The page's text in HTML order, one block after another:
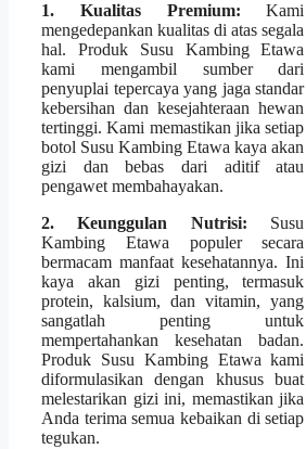
1. Kualitas Premium: Kami
mengedepankan kualitas di atas segala
hal. Produk Susu Kambing Etawa
kami mengambil sumber dari
penyuplai tepercaya yang jaga standar
kebersihan dan kesejahteraan hewan
tertinggi. Kami memastikan jika setiap
botol Susu Kambing Etawa kaya akan
gizi dan bebas dari aditif atau
pengawet membahayakan.
2. Keunggulan Nutrisi: Susu
Kambing Etawa populer secara
bermacam manfaat kesehatannya. Ini
kaya akan gizi penting, termasuk
protein, kalsium, dan vitamin, yang
sangatlah penting untuk
mempertahankan kesehatan badan.
Produk Susu Kambing Etawa kami
diformulasikan dengan khusus buat
melestarikan gizi ini, memastikan jika
Anda terima semua kebaikan di setiap
tegukan.